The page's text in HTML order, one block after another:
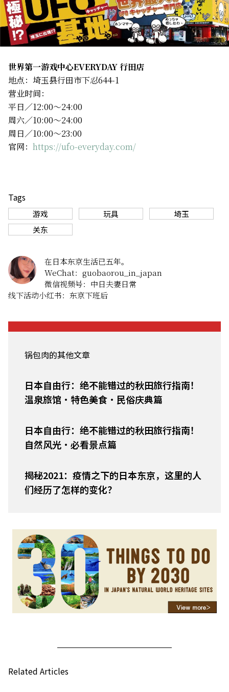
世界第一游戏中心EVERYDAY 行田店
地点：埼玉县行田市下忍644-1
营业时间：
平日／12:00～24:00
周六／10:00～24:00
周日／10:00～23:00
官网： https://ufo-everyday.com/
Tags
游戏 玩具
埼玉
关东
在日本东京生活已五年。
WeChat：guobaorou_in_japan
微信视频号：中日夫妻日常
线下活动小红书：东京下班后
锅包肉的其他文章
日本自由行：绝不能错过的秋田旅行指南！
温泉旅馆・特色美食・民俗庆典篇
日本自由行：绝不能错过的秋田旅行指南！
自然风光・必看景点篇
揭秘2021：疫情之下的日本东京，这里的人
们经历了怎样的变化？
Related Articles